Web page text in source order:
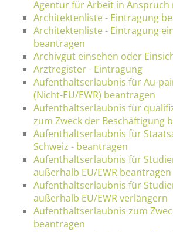
Agentur für Arbeit in Anspruch
Architektenliste - Eintragung
Architektenliste - Eintragung
beantragen
Archivgut einsehen oder
Arztregister - Eintragung
Aufenthaltserlaubnis für Au-
(Nicht-EU/EWR) beantragen
Aufenthaltserlaubnis für
zum Zweck der Beschäftigung
Aufenthaltserlaubnis für
Schweiz - beantragen
Aufenthaltserlaubnis für
außerhalb EU/EWR beantragen
Aufenthaltserlaubnis für
außerhalb EU/EWR verlängern
Aufenthaltserlaubnis zum
beantragen